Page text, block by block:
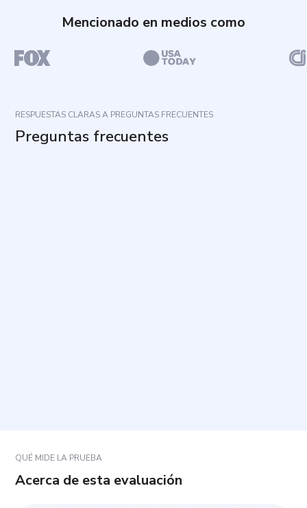
Mencionado en medios como
RESPUESTAS CLARAS A PREGUNTAS FRECUENTES
Preguntas frecuentes
QUÉ MIDE LA PRUEBA
Acerca de esta evaluación